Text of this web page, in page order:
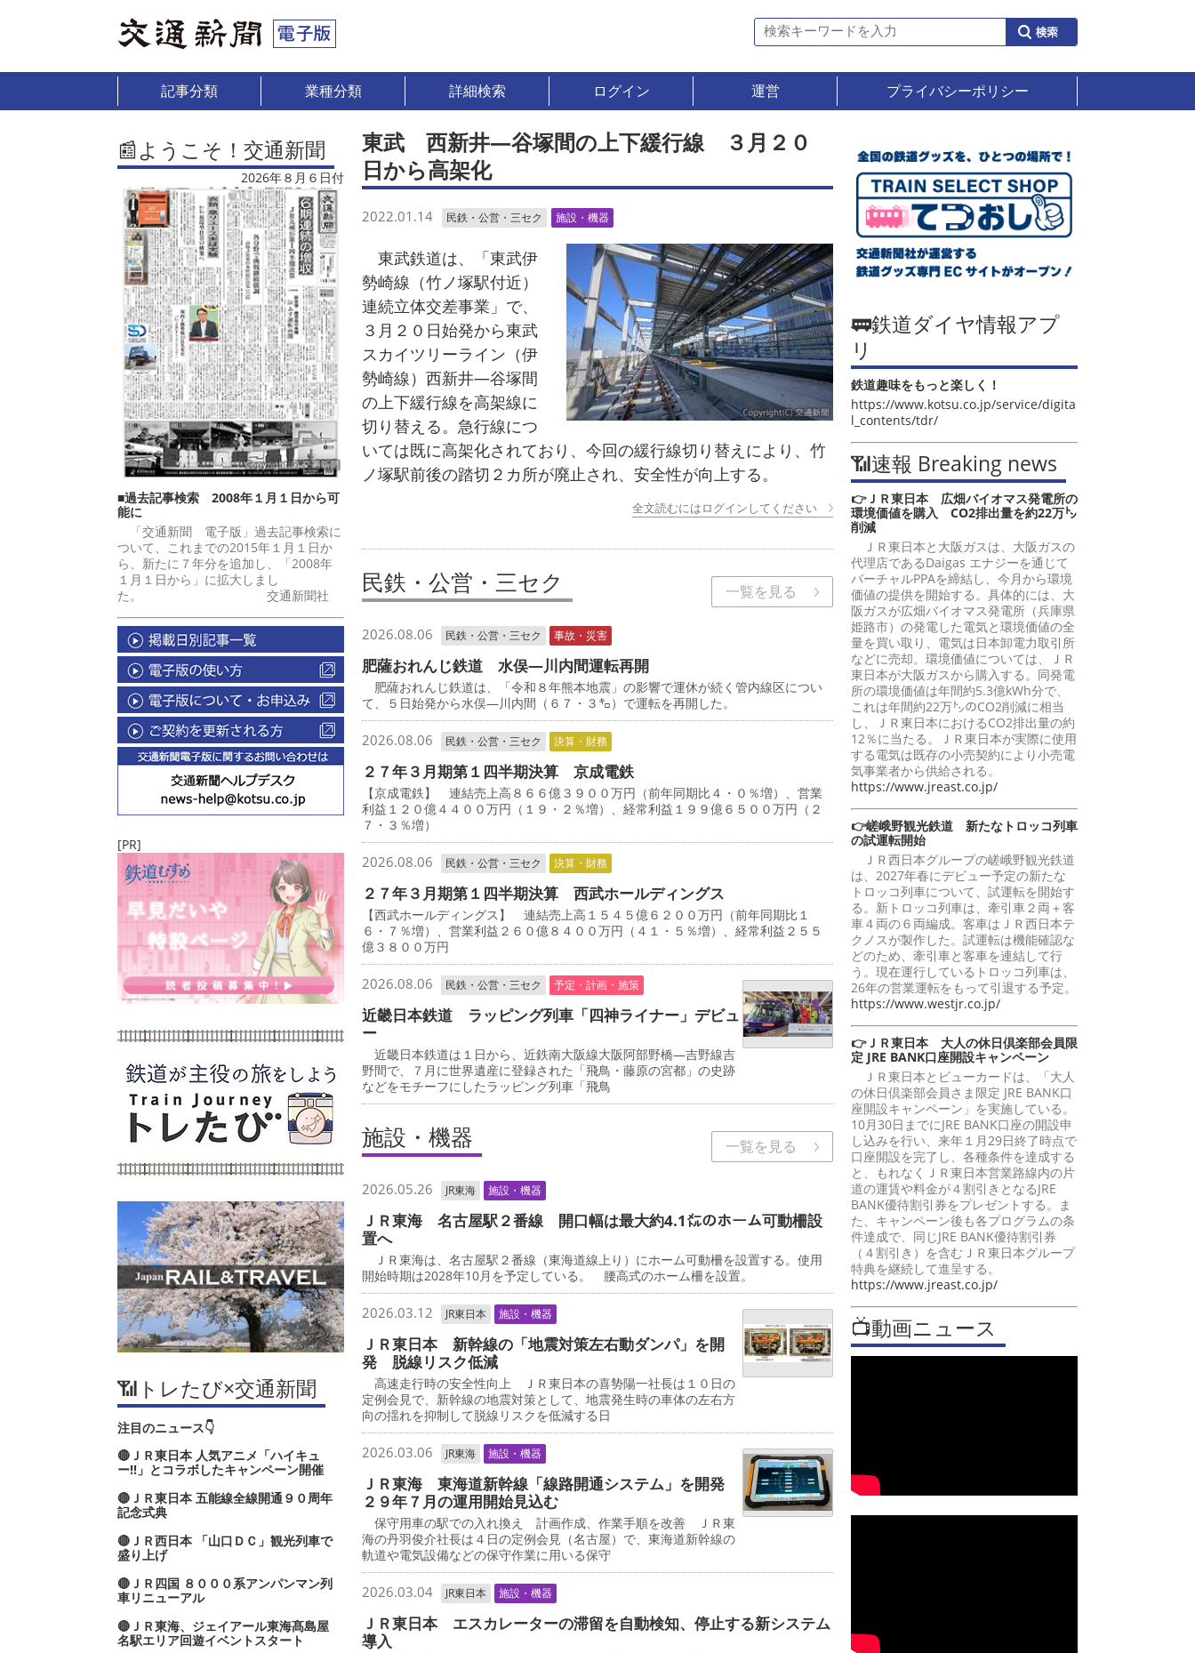
記事分類 業種分類 詳細検索 ログイン 運営 プライバシーポリシー
📰ようこそ！交通新聞
2026年８月６日付
■過去記事検索 2008年１月１日から可
能に
「交通新聞 電子版」過去記事検索に
ついて、これまでの2015年１月１日か
ら、新たに７年分を追加し、「2008年
１月１日から」に拡大しまし
た。 交通新聞社
[PR]
📶トレたび×交通新聞
注目のニュース👇
🔴ＪＲ東日本 人気アニメ「ハイキュ
ー‼」とコラボしたキャンペーン開催
🔴ＪＲ東日本 五能線全線開通９０周年
記念式典
🔴ＪＲ西日本 「山口ＤＣ」観光列車で
盛り上げ
🔴ＪＲ四国 ８０００系アンパンマン列
車リニューアル
🔴ＪＲ東海、ジェイアール東海髙島屋
名駅エリア回遊イベントスタート
東武 西新井―谷塚間の上下緩行線 ３月２０
日から高架化
2022.01.14 民鉄・公営・三セク 施設・機器
東武鉄道は、「東武伊
勢崎線（竹ノ塚駅付近）
連続立体交差事業」で、
３月２０日始発から東武
スカイツリーライン（伊
勢崎線）西新井―谷塚間
の上下緩行線を高架線に
切り替える。急行線につ
いては既に高架化されており、今回の緩行線切り替えにより、竹
ノ塚駅前後の踏切２カ所が廃止され、安全性が向上する。
全文読むにはログインしてください
民鉄・公営・三セク 一覧を見る
2026.08.06 民鉄・公営・三セク 事故・災害
肥薩おれんじ鉄道 水俣―川内間運転再開
肥薩おれんじ鉄道は、「令和８年熊本地震」の影響で運休が続く管内線区につい
て、５日始発から水俣―川内間（６７・３㌔）で運転を再開した。
2026.08.06 民鉄・公営・三セク 決算・財務
２７年３月期第１四半期決算 京成電鉄
【京成電鉄】 連結売上高８６６億３９００万円（前年同期比４・０％増）、営業
利益１２０億４４００万円（１９・２％増）、経常利益１９９億６５００万円（２
７・３％増）
2026.08.06 民鉄・公営・三セク 決算・財務
２７年３月期第１四半期決算 西武ホールディングス
【西武ホールディングス】 連結売上高１５４５億６２００万円（前年同期比１
６・７％増）、営業利益２６０億８４００万円（４１・５％増）、経常利益２５５
億３８００万円
2026.08.06 民鉄・公営・三セク 予定・計画・施策
近畿日本鉄道 ラッピング列車「四神ライナー」デビュ
ー
近畿日本鉄道は１日から、近鉄南大阪線大阪阿部野橋―吉野線吉
野間で、７月に世界遺産に登録された「飛鳥・藤原の宮都」の史跡
などをモチーフにしたラッピング列車「飛鳥
施設・機器 一覧を見る
2026.05.26 JR東海 施設・機器
ＪＲ東海 名古屋駅２番線 開口幅は最大約4.1㍍のホーム可動柵設
置へ
ＪＲ東海は、名古屋駅２番線（東海道線上り）にホーム可動柵を設置する。使用
開始時期は2028年10月を予定している。 腰高式のホーム柵を設置。
2026.03.12 JR東日本 施設・機器
ＪＲ東日本 新幹線の「地震対策左右動ダンパ」を開
発 脱線リスク低減
高速走行時の安全性向上 ＪＲ東日本の喜㔟陽一社長は１０日の
定例会見で、新幹線の地震対策として、地震発生時の車体の左右方
向の揺れを抑制して脱線リスクを低減する日
2026.03.06 JR東海 施設・機器
ＪＲ東海 東海道新幹線「線路開通システム」を開発
２９年７月の運用開始見込む
保守用車の駅での入れ換え 計画作成、作業手順を改善 ＪＲ東
海の丹羽俊介社長は４日の定例会見（名古屋）で、東海道新幹線の
軌道や電気設備などの保守作業に用いる保守
2026.03.04 JR東日本 施設・機器
ＪＲ東日本 エスカレーターの滞留を自動検知、停止する新システム
導入
🚃鉄道ダイヤ情報アプ
リ
鉄道趣味をもっと楽しく！
https://www.kotsu.co.jp/service/digita
l_contents/tdr/
📶速報 Breaking news
👉ＪＲ東日本 広畑バイオマス発電所の
環境価値を購入 CO2排出量を約22万㌧
削減
ＪＲ東日本と大阪ガスは、大阪ガスの
代理店であるDaigas エナジーを通じて
バーチャルPPAを締結し、今月から環境
価値の提供を開始する。具体的には、大
阪ガスが広畑バイオマス発電所（兵庫県
姫路市）の発電した電気と環境価値の全
量を買い取り、電気は日本卸電力取引所
などに売却。環境価値については、ＪＲ
東日本が大阪ガスから購入する。同発電
所の環境価値は年間約5.3億kWh分で、
これは年間約22万㌧のCO2削減に相当
し、ＪＲ東日本におけるCO2排出量の約
12％に当たる。ＪＲ東日本が実際に使用
する電気は既存の小売契約により小売電
気事業者から供給される。
https://www.jreast.co.jp/
👉嵯峨野観光鉄道 新たなトロッコ列車
の試運転開始
ＪＲ西日本グループの嵯峨野観光鉄道
は、2027年春にデビュー予定の新たな
トロッコ列車について、試運転を開始す
る。新トロッコ列車は、牽引車２両＋客
車４両の６両編成。客車はＪＲ西日本テ
クノスが製作した。試運転は機能確認な
どのため、牽引車と客車を連結して行
う。現在運行しているトロッコ列車は、
26年の営業運転をもって引退する予定。
https://www.westjr.co.jp/
👉ＪＲ東日本 大人の休日倶楽部会員限
定 JRE BANK口座開設キャンペーン
ＪＲ東日本とビューカードは、「大人
の休日倶楽部会員さま限定 JRE BANK口
座開設キャンペーン」を実施している。
10月30日までにJRE BANK口座の開設申
し込みを行い、来年１月29日終了時点で
口座開設を完了し、各種条件を達成する
と、もれなくＪＲ東日本営業路線内の片
道の運賃や料金が４割引きとなるJRE
BANK優待割引券をプレゼントする。ま
た、キャンペーン後も各プログラムの条
件達成で、同じJRE BANK優待割引券
（４割引き）を含むＪＲ東日本グループ
特典を継続して進呈する。
https://www.jreast.co.jp/
📺動画ニュース